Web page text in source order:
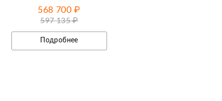
568 700 ₽
597 135 ₽
Подробнее